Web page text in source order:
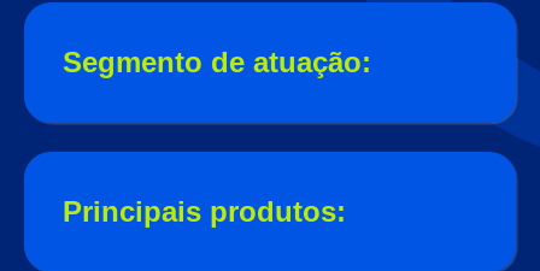
Segmento de atuação:
Principais produtos: